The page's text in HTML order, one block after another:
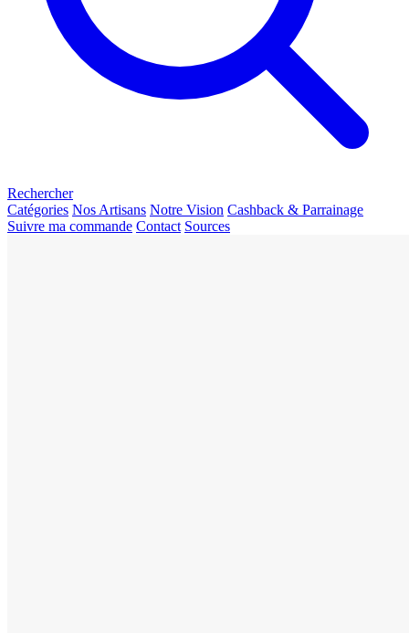
Rechercher
Catégories Nos Artisans Notre Vision Cashback & Parrainage
Suivre ma commande Contact Sources